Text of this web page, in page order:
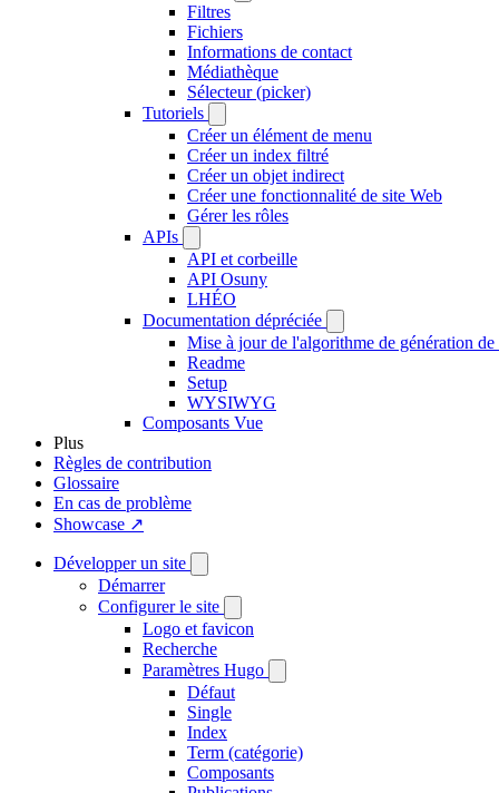
Filtres
Fichiers
Informations de contact
Médiathèque
Sélecteur (picker)
Tutoriels
Créer un élément de menu
Créer un index filtré
Créer un objet indirect
Créer une fonctionnalité de site Web
Gérer les rôles
APIs
API et corbeille
API Osuny
LHÉO
Documentation dépréciée
Mise à jour de l'algorithme de génération de
Readme
Setup
WYSIWYG
Composants Vue
Plus
Règles de contribution
Glossaire
En cas de problème
Showcase ↗
Développer un site
Démarrer
Configurer le site
Logo et favicon
Recherche
Paramètres Hugo
Défaut
Single
Index
Term (catégorie)
Composants